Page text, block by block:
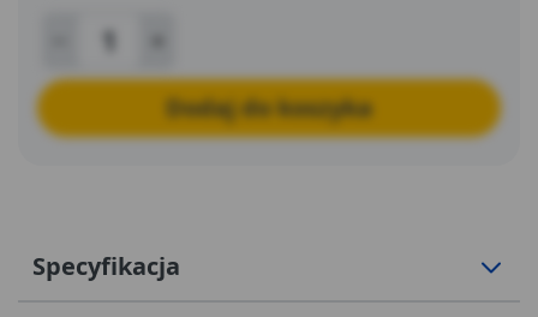
Dodaj do koszyka
Specyfikacja